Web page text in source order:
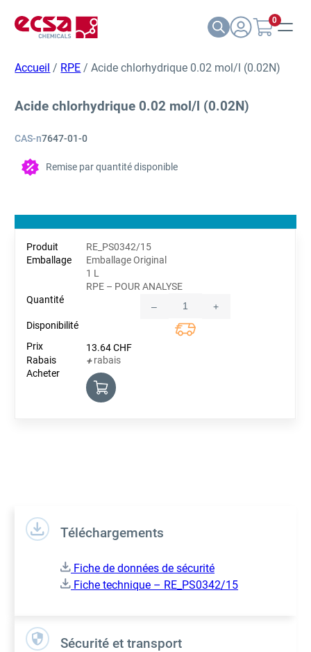
0
Accueil / RPE / Acide chlorhydrique 0.02 mol/l (0.02N)
Acide chlorhydrique 0.02 mol/l (0.02N)
CAS-n7647-01-0
Remise par quantité disponible
RE_PS0342/15
Emballage Original
1 L
RPE – POUR ANALYSE
Quantity
– +
13.64CHF
+rabais
Téléchargements
Fiche de données de sécurité
Fiche technique – RE_PS0342/15
Sécurité et transport